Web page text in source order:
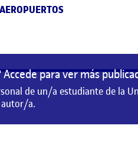
para ver más
de un/a estudiante de la
autor/a.